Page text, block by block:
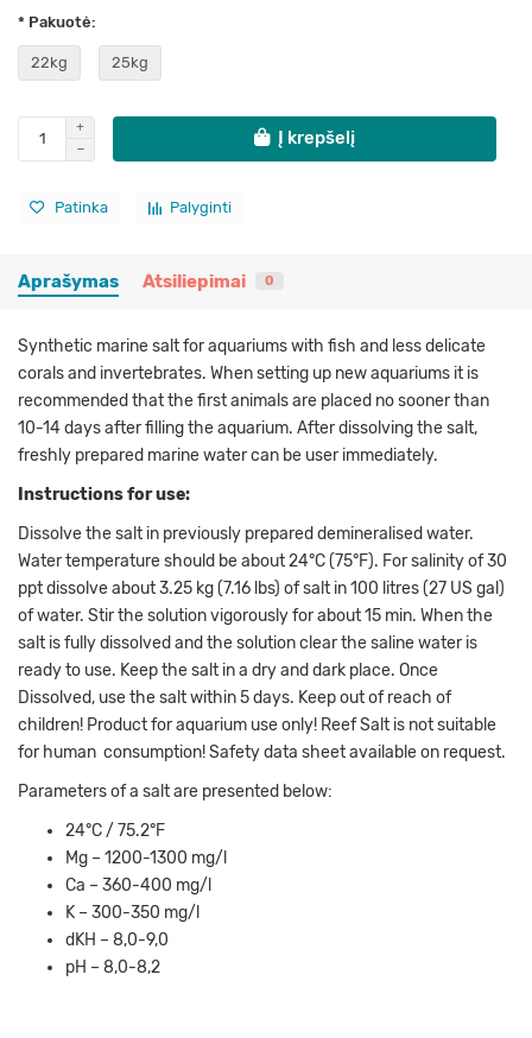
* Pakuotė:
22kg 25kg
Į krepšelį
Patinka Palyginti
Aprašymas Atsiliepimai 0
Synthetic marine salt for aquariums with fish and less delicate
corals and invertebrates. When setting up new aquariums it is
recommended that the first animals are placed no sooner than
10-14 days after filling the aquarium. After dissolving the salt,
freshly prepared marine water can be user immediately.
Instructions for use:
Dissolve the salt in previously prepared demineralised water.
Water temperature should be about 24°C (75°F). For salinity of 30
ppt dissolve about 3.25 kg (7.16 lbs) of salt in 100 litres (27 US gal)
of water. Stir the solution vigorously for about 15 min. When the
salt is fully dissolved and the solution clear the saline water is
ready to use. Keep the salt in a dry and dark place. Once
Dissolved, use the salt within 5 days. Keep out of reach of
children! Product for aquarium use only! Reef Salt is not suitable
for human consumption! Safety data sheet available on request.
Parameters of a salt are presented below:
24°C / 75.2°F
Mg – 1200-1300 mg/l
Ca – 360-400 mg/l
K – 300-350 mg/l
dKH – 8,0-9,0
pH – 8,0-8,2